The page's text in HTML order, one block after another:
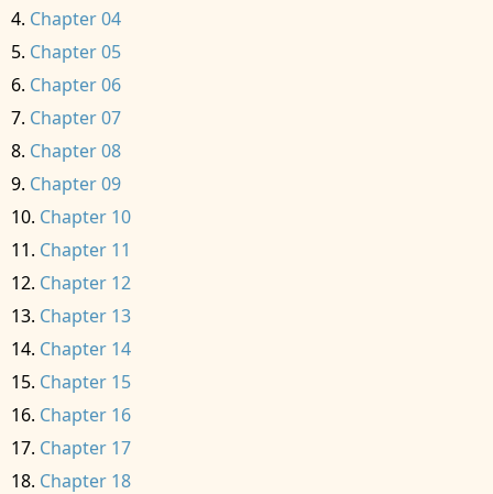
Chapter 04
Chapter 05
Chapter 06
Chapter 07
Chapter 08
Chapter 09
Chapter 10
Chapter 11
Chapter 12
Chapter 13
Chapter 14
Chapter 15
Chapter 16
Chapter 17
Chapter 18